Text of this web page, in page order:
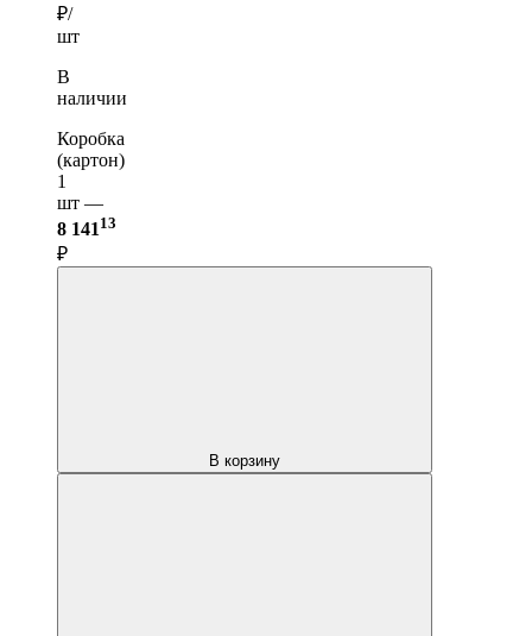
₽/
шт
В
наличии
Коробка
(картон)
1
шт —
8 141 13
₽
В корзину